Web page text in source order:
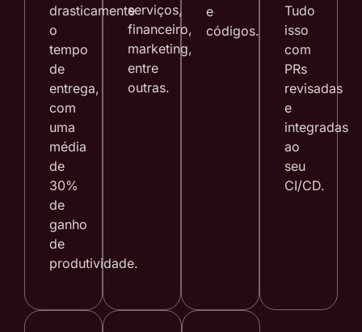
drasticamente
o
tempo
de
entrega,
com
uma
média
de
30%
de
ganho
de
produtividade.
serviços,
financeiro,
marketing,
entre
outras.
e
códigos.
Tudo
isso
com
PRs
revisadas
e
integradas
ao
seu
CI/CD.